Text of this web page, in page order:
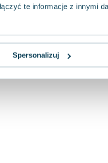
te informacje z innymi
Spersonalizuj